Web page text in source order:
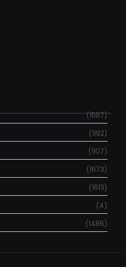
(1597)
(1192)
(1107)
(1673)
(1613)
(4)
(1486)